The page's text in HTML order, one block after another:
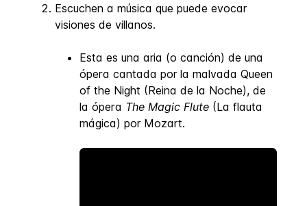
Escuchen a música que puede evocar
visiones de villanos.
Esta es una aria (o canción) de una
ópera cantada por la malvada Queen
of the Night (Reina de la Noche), de
la ópera The Magic Flute (La flauta
mágica) por Mozart.